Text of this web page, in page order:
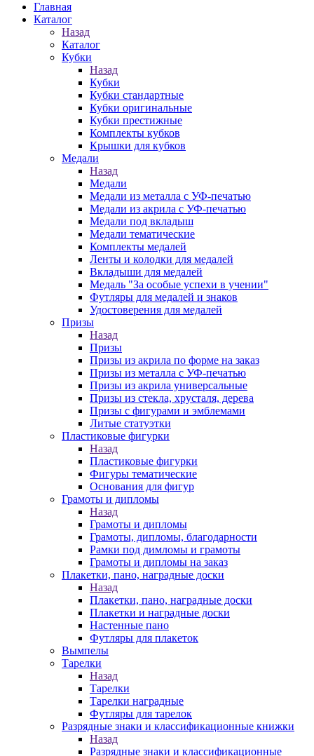
Главная
Каталог
Назад
Каталог
Кубки
Назад
Кубки
Кубки стандартные
Кубки оригинальные
Кубки престижные
Комплекты кубков
Крышки для кубков
Медали
Назад
Медали
Медали из металла с УФ-печатью
Медали из акрила с УФ-печатью
Медали под вкладыш
Медали тематические
Комплекты медалей
Ленты и колодки для медалей
Вкладыши для медалей
Медаль "За особые успехи в учении"
Футляры для медалей и знаков
Удостоверения для медалей
Призы
Назад
Призы
Призы из акрила по форме на заказ
Призы из металла с УФ-печатью
Призы из акрила универсальные
Призы из стекла, хрусталя, дерева
Призы с фигурами и эмблемами
Литые статуэтки
Пластиковые фигурки
Назад
Пластиковые фигурки
Фигуры тематические
Основания для фигур
Грамоты и дипломы
Назад
Грамоты и дипломы
Грамоты, дипломы, благодарности
Рамки под димломы и грамоты
Грамоты и дипломы на заказ
Плакетки, пано, наградные доски
Назад
Плакетки, пано, наградные доски
Плакетки и наградные доски
Настенные пано
Футляры для плакеток
Вымпелы
Тарелки
Назад
Тарелки
Тарелки наградные
Футляры для тарелок
Разрядные знаки и классификационные книжки
Назад
Разрядные знаки и классификационные